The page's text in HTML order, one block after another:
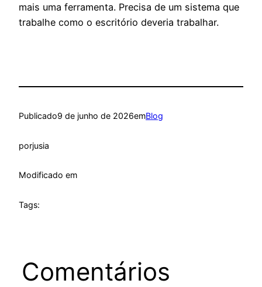
mais uma ferramenta. Precisa de um sistema que
trabalhe como o escritório deveria trabalhar.
Publicado9 de junho de 2026emBlog
porjusia
Modificado em
Tags:
Comentários